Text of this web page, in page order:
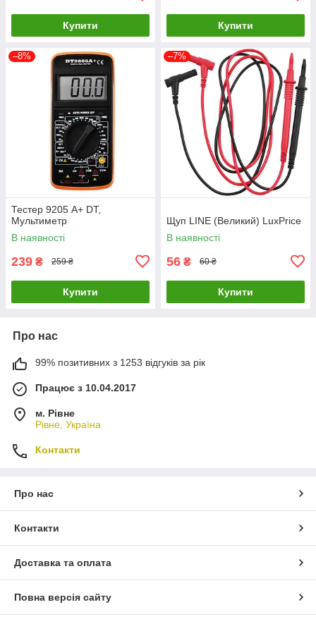
Купити Купити
–8%
Тестер 9205 A+ DT,
Мультиметр
В наявності
239 ₴ 259 ₴
Купити
–7%
Щуп LINE (Великий) LuxPrice
В наявності
56 ₴ 60 ₴
Купити
Про нас
99% позитивних з 1253 відгуків за рік
Працює з 10.04.2017
м. Рівне
Рівне, Україна
Контакти
Про нас
Контакти
Доставка та оплата
Повна версія сайту